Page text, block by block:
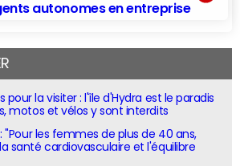
autonomes en entreprise
pour la visiter : l'île d'Hydra est le paradis
motos et vélos y sont interdits
: "Pour les femmes de plus de 40 ans,
santé cardiovasculaire et l'équilibre